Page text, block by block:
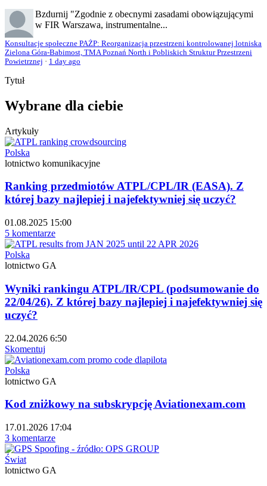
Bzdurnij "Zgodnie z obecnymi zasadami obowiązującymi
w FIR Warszawa, instrumentalne...
Konsultacje społeczne PAŻP: Reorganizacja przestrzeni kontrolowanej lotniska
Zielona Góra-Babimost, TMA Poznań North i Pobliskich Struktur Przestrzeni
Powietrznej · 1 day ago
Tytuł
Wybrane dla ciebie
Artykuły
Polska
lotnictwo komunikacyjne
Ranking przedmiotów ATPL/CPL/IR (EASA). Z
której bazy najlepiej i najefektywniej się uczyć?
01.08.2025 15:00
5 komentarze
Polska
lotnictwo GA
Wyniki rankingu ATPL/IR/CPL (podsumowanie do
22/04/26). Z której bazy najlepiej i najefektywniej się
uczyć?
22.04.2026 6:50
Skomentuj
Polska
lotnictwo GA
Kod zniżkowy na subskrypcję Aviationexam.com
17.01.2026 17:04
3 komentarze
Świat
lotnictwo GA